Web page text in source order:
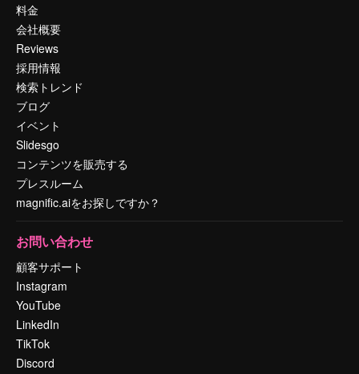
料金
会社概要
Reviews
採用情報
検索トレンド
ブログ
イベント
Slidesgo
コンテンツを販売する
プレスルーム
magnific.aiをお探しですか？
お問い合わせ
顧客サポート
Instagram
YouTube
LinkedIn
TikTok
Discord